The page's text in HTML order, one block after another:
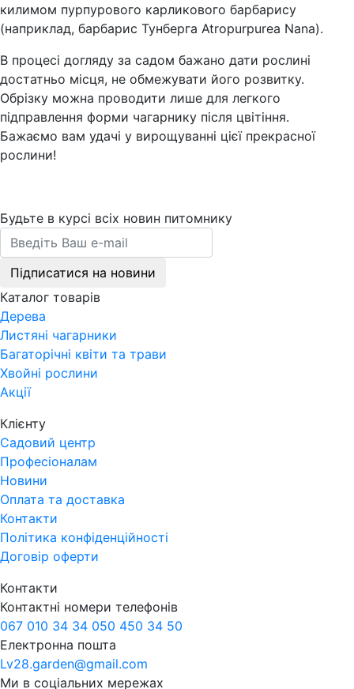
килимом пурпурового карликового барбарису
(наприклад, барбарис Тунберга Atropurpurea Nana).
В процесі догляду за садом бажано дати рослині
достатньо місця, не обмежувати його розвитку.
Обрізку можна проводити лише для легкого
підправлення форми чагарнику після цвітіння.
Бажаємо вам удачі у вирощуванні цієї прекрасної
рослини!
Будьте в курсі всіх новин питомнику
Підписатися на новини
Каталог товарів
Дерева
Листяні чагарники
Багаторічні квіти та трави
Хвойні рослини
Акції
Клієнту
Садовий центр
Професіоналам
Новини
Оплата та доставка
Контакти
Політика конфіденційності
Договір оферти
Контакти
Контактні номери телефонів
067 010 34 34 050 450 34 50
Електронна пошта
Lv28.garden@gmail.com
Ми в соціальних мережах